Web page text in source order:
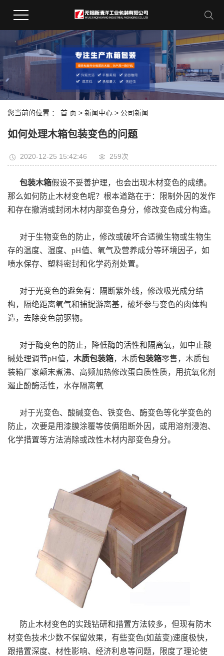
您当前的位置 ： 首 页 > 新闻中心 > 公司新闻
如何处理木箱包装变色的问题
2020-12-25 15:42:46 259次
包装木箱假设不妥善护理，也会出现木材变色的成绩。
那么如何防止木材变色呢？根本道路在于：限制外因的发作
和存在撤消或封闭木材内部变色身分，修改变色成分构造。
对于生物变色的防止，修改或破坏合适微生物或生物生
存的温度、湿度、pH值、氧气及营养成分等环境因子，如
喷水保存、塑料密封和化学药剂处置。
对于光变色的避免有：隔断紫外线，修改吸光成分结
构，隔绝距离氧气和捕捉游离基，破坏参与变色的肉体构
造，去除变色前驱物。
对于酶变色的防止，降低酶的活性和隔离氧，如中止酸
碱处理调节pH值， 木质包装箱，木质包装箱零售，木质包
装箱厂家颠末煮沸、高频加热修改蛋白质性质，用抗氧化剂
遏止酚酶活性，水存隔离氧
对于光变色、酸碱变色、铁变色、酶变色等化学变色的
防止，次要是用漆膜涂覆等伎俩阻断外因，或用溶剂浸泡、
化学措置等方法消除或改性木材内部变色身分。
防止木材变色的实践钻研和措置方法较多，但现有防木
材变色技术少数不保留效果，有些变色(如蓝变)速度极快，
跟措置深度、材性影响、经济利息等问题，限度了理论使